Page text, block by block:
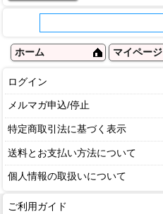
ホーム マイページ
ログイン
メルマガ申込/停止
特定商取引法に基づく表示
送料とお支払い方法について
個人情報の取扱いについて
ご利用ガイド